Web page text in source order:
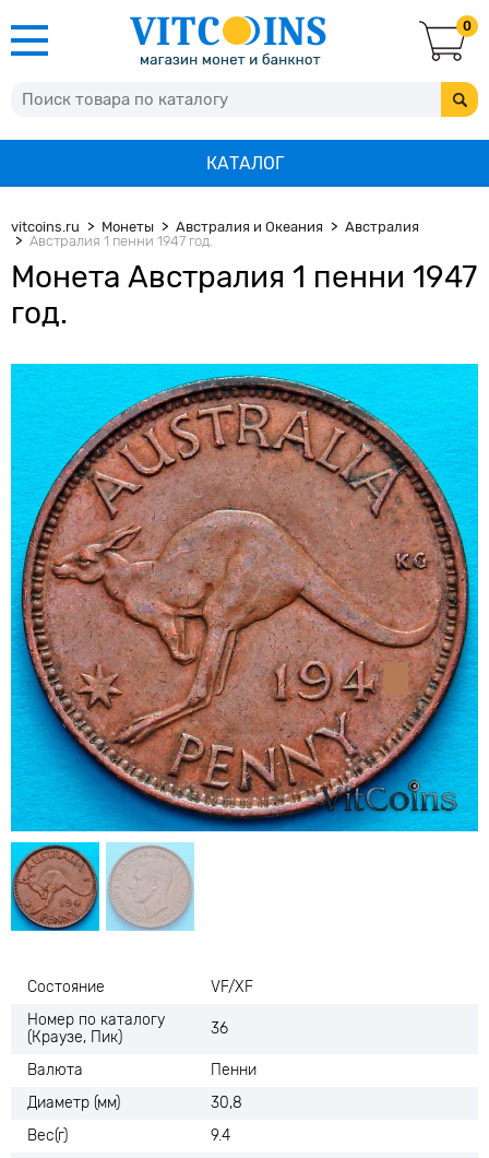
0
КАТАЛОГ
vitcoins.ru Монеты Австралия и Океания
Австралия
Австралия 1 пенни 1947 год.
Монета Австралия 1 пенни 1947
год.
Состояние
VF/XF
Номер по каталогу
(Краузе, Пик)
36
Валюта
Пенни
Диаметр (мм)
30,8
Вес(г)
9.4